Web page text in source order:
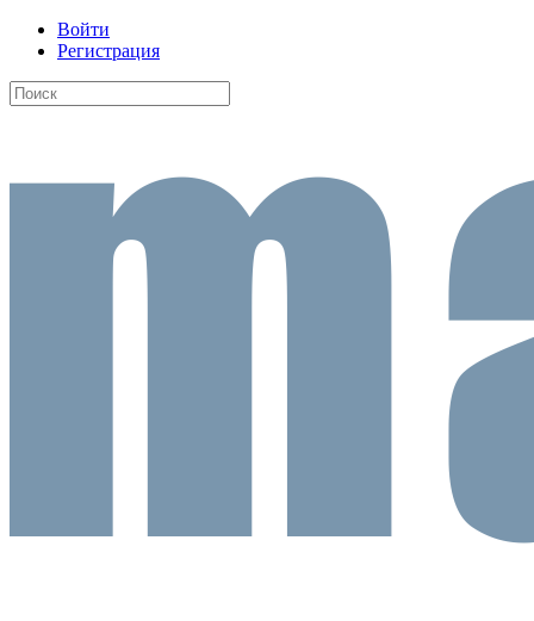
Войти
Регистрация